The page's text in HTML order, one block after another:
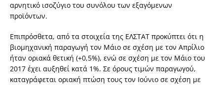
αρνητικό ισοζύγιο του συνόλου των εξαγόμενων
προϊόντων.
Επιπρόσθετα, από τα στοιχεία της ΕΛΣΤΑΤ προκύπτει ότι η
βιομηχανική παραγωγή τον Μάιο σε σχέση με τον Απρίλιο
ήταν οριακά θετική (+0,5%), ενώ σε σχέση με τον Μάιο του
2017 έχει αυξηθεί κατά 1%. Σε όρους τιμών παραγωγού,
καταγράφεται οριακή πτώση τους τον Ιούνιο σε σχέση με